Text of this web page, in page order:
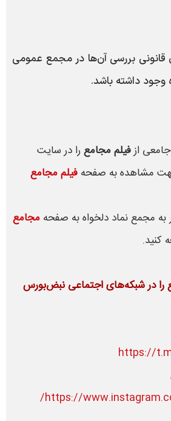
قانونی بررسی آن‌ها در مجمع عمومی
وجود داشته باشد.
ازفیلم مجامع را در سایت
مشاهده به صفحه فیلم مجامع
مجمع نماد دلخواه به صفحه مجامع
کنید.
را در شبکه‌های اجتماعی نبض‌بورس
https://
https://